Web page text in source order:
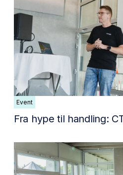
Event
Fra hype til handling: